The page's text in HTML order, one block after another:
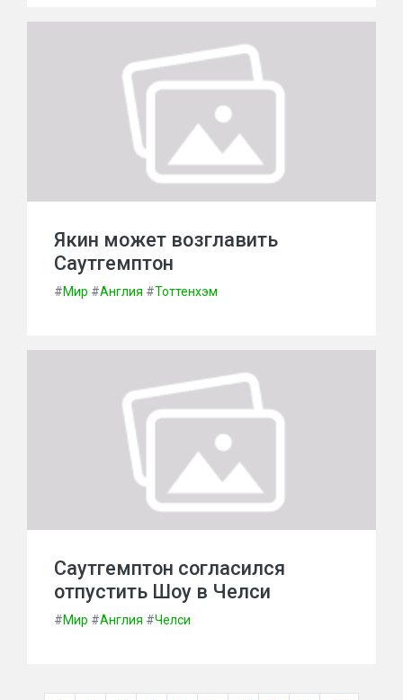
Якин может возглавить
Саутгемптон
#Мир #Англия #Тоттенхэм
Саутгемптон согласился
отпустить Шоу в Челси
#Мир #Англия #Челси